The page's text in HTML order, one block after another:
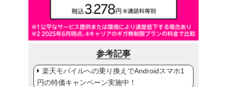
参考記事
楽天モバイルへの乗り換えでAndroidスマホ1
円の特価キャンペーン実施中！